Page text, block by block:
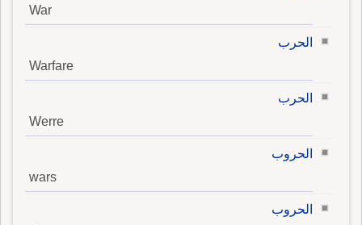
War
الحرب
Warfare
الحرب
Werre
الحروب
wars
الحروب